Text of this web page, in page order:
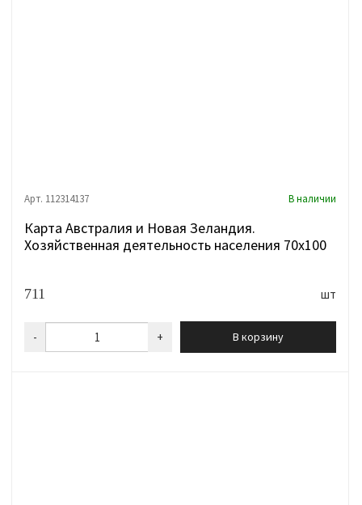
Арт. 112314137 В наличии
Карта Австралия и Новая Зеландия.
Хозяйственная деятельность населения 70х100
711 шт
- + В корзину